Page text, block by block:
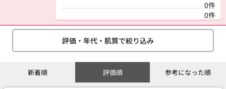
0件
0件
評価・年代・肌質で絞り込み
新着順 評価順 参考になった順